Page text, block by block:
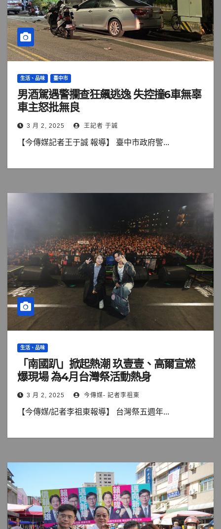
生活、品味 臺中市
男酒駕遇警攔查狂飆逃逸 失控撞6車無辜
車主怒批無良
3 月 2, 2025 王記者 于誠
【今傳媒記者王于誠 報導】 臺中市政府警...
生活、品味
「南國趴」掀起熱潮 玖壹壹、高爾宣燃
爆現場 為4月台灣祭活動熱身
3 月 2, 2025 今傳媒- 記者李祖東
【今傳媒/記者李祖東報導】 台灣祭五週年...